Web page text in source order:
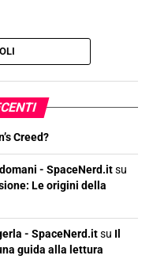
Creed?
- SpaceNerd.itsu
Le origini della
- SpaceNerd.itsu Il
guida alla lettura